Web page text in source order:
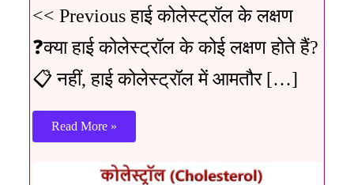
<< Previous हाई कोलेस्ट्रॉल के लक्षण
❓क्या हाई कोलेस्ट्रॉल के कोई लक्षण होते हैं?
📋 नहीं, हाई कोलेस्ट्रॉल में आमतौर […]
Read More »